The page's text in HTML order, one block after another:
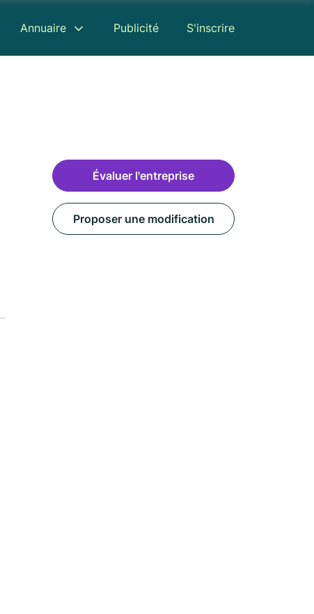
Annuaire Publicité S'inscrire
Évaluer l'entreprise
Proposer une modification